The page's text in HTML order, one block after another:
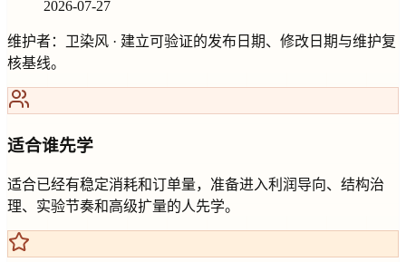
2026-07-27
维护者： 卫染风 · 建立可验证的发布日期、修改日期与维护复
核基线。
适合谁先学
适合已经有稳定消耗和订单量，准备进入利润导向、结构治
理、实验节奏和高级扩量的人先学。